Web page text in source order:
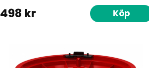
498 kr Köp